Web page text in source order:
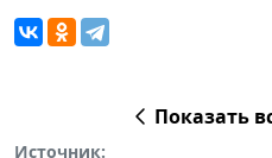
Показать
Источник: